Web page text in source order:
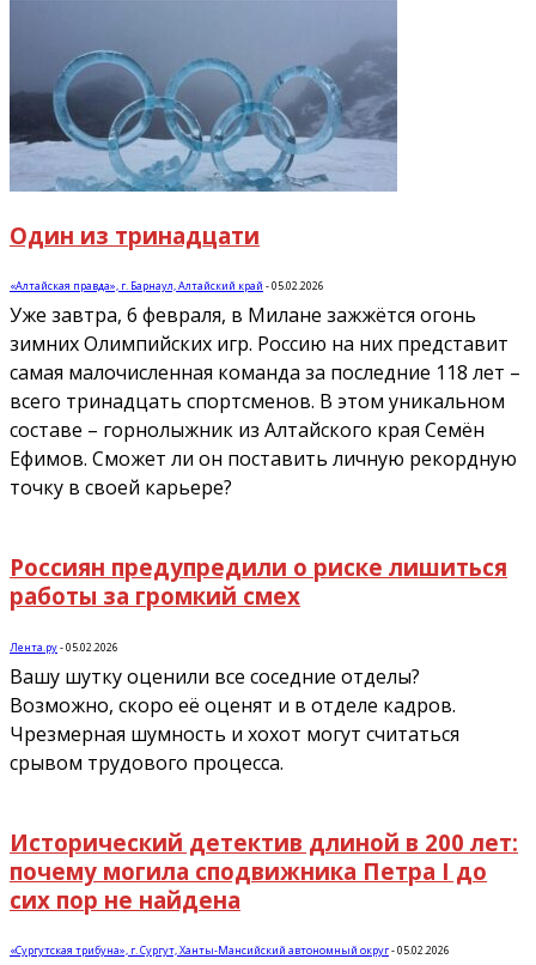
Один из тринадцати
«Алтайская правда», г. Барнаул, Алтайский край -05.02.2026
Уже завтра, 6 февраля, в Милане зажжётся огонь
зимних Олимпийских игр. Россию на них представит
самая малочисленная команда за последние 118 лет –
всего тринадцать спортсменов. В этом уникальном
составе – горнолыжник из Алтайского края Семён
Ефимов. Сможет ли он поставить личную рекордную
точку в своей карьере?
Россиян предупредили о риске лишиться
работы за громкий смех
Лента.ру-05.02.2026
Вашу шутку оценили все соседние отделы?
Возможно, скоро её оценят и в отделе кадров.
Чрезмерная шумность и хохот могут считаться
срывом трудового процесса.
Исторический детектив длиной в 200 лет:
почему могила сподвижника Петра I до
сих пор не найдена
«Сургутская трибуна», г. Сургут, Ханты-Мансийский автономный округ-05.02.2026